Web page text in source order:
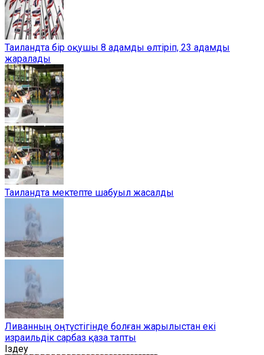
Таиландта бір оқушы 8 адамды өлтіріп, 23 адамды
жаралады
Таиландта мектепте шабуыл жасалды
Ливанның оңтүстігінде болған жарылыстан екі
израильдік сарбаз қаза тапты
Іздеу